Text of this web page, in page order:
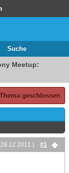
Suche
Meetup:
Thema geschlossen
) #1